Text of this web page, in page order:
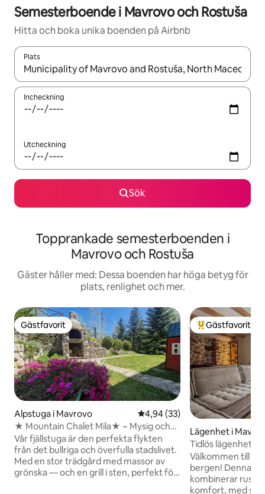
Semesterboende i Mavrovo och Rostuša
Hitta och boka unika boenden på Airbnb
Plats
När resultaten är tillgängliga kan du navigera med upp- och
Incheckning
Utcheckning
Sök
Topprankade semesterboenden i
Mavrovo och Rostuša
Gäster håller med: Dessa boenden har höga betyg för
plats, renlighet och mer.
Gästfavorit
Gästfavorit
Alpstuga i Mavrovo 4,94 av 5 i genomsnittligt
4,94 (33)
★ Mountain Chalet Mila★ ~ Mysig och
fridfull ☼
Vår fjällstuga är den perfekta flykten
från det bullriga och överfulla stadslivet.
Med en stor trädgård med massor av
grönska — och en grill i sten, perfekt för
Populär
Gästfavorit
Lägenhet i
Tidlös lägenhet
Välkommen till
bergen! Denna
kombinerar
komfort, med